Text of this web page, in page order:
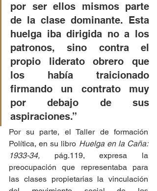
por ser ellos mismos parte
de la clase dominante. Esta
huelga iba dirigida no a los
patronos, sino contra el
propio liderato obrero que
los había traicionado
firmando un contrato muy
por debajo de sus
aspiraciones.”
Por su parte, el Taller de formación
Política, en su libro Huelga en la Caña:
1933-34, pág.119, expresa la
preocupación que representaba para
las clases propietarias la vinculación